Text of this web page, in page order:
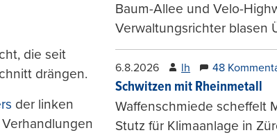
die seit
drängen.
der linken
Baum-Allee und Velo-
Verwaltungsrichter blasen
6.8.2026 lh 48
Schwitzen mit Rheinmetall
Waffenschmiede scheffelt
Stutz für Klimaanlage in